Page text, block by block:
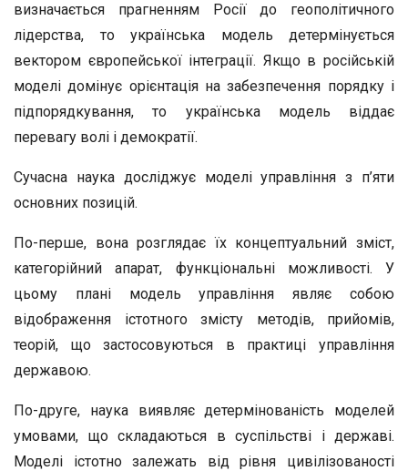
визначається прагненням Росії до геополітичного
лідерства, то українська модель детермінується
вектором європейської інтеграції. Якщо в російській
моделі домінує орієнтація на забезпечення порядку і
підпорядкування, то українська модель віддає
перевагу волі і демократії.
Сучасна наука досліджує моделі управління з п’яти
основних позицій.
По-перше, вона розглядає їх концептуальний зміст,
категорійний апарат, функціональні можливості. У
цьому плані модель управління являє собою
відображення істотного змісту методів, прийомів,
теорій, що застосовуються в практиці управління
державою.
По-друге, наука виявляє детермінованість моделей
умовами, що складаються в суспільстві і державі.
Моделі істотно залежать від рівня цивілізованості